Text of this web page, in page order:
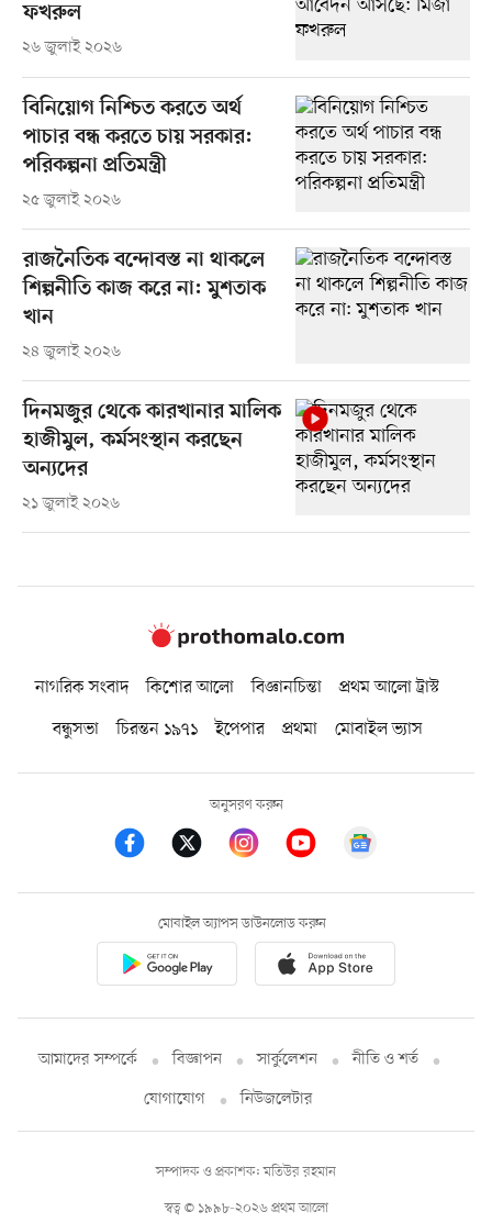
ফখরুল
২৬ জুলাই ২০২৬
বিনিয়োগ নিশ্চিত করতে অর্থ
পাচার বন্ধ করতে চায় সরকার:
পরিকল্পনা প্রতিমন্ত্রী
২৫ জুলাই ২০২৬
রাজনৈতিক বন্দোবস্ত না থাকলে
শিল্পনীতি কাজ করে না: মুশতাক
খান
২৪ জুলাই ২০২৬
দিনমজুর থেকে কারখানার মালিক
হাজীমুল, কর্মসংস্থান করছেন
অন্যদের
২১ জুলাই ২০২৬
নাগরিক সংবাদ কিশোর আলো বিজ্ঞানচিন্তা
প্রথম আলো ট্রাস্ট
বন্ধুসভা
চিরন্তন ১৯৭১ ইপেপার প্রথমা মোবাইল ভ্যাস
অনুসরণ করুন
মোবাইল অ্যাপস ডাউনলোড করুন
আমাদের সম্পর্কে বিজ্ঞাপন সার্কুলেশন
নীতি ও শর্ত
যোগাযোগ
নিউজলেটার
স্বত্ব © ১৯৯৮-২০২৬ প্রথম আলো
সম্পাদক ও প্রকাশক: মতিউর রহমান